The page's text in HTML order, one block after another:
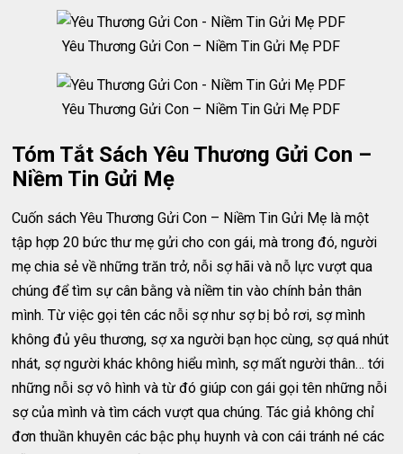
Yêu Thương Gửi Con – Niềm Tin Gửi Mẹ PDF
Yêu Thương Gửi Con – Niềm Tin Gửi Mẹ PDF
Tóm Tắt Sách Yêu Thương Gửi Con –
Niềm Tin Gửi Mẹ
Cuốn sách Yêu Thương Gửi Con – Niềm Tin Gửi Mẹ là một
tập hợp 20 bức thư mẹ gửi cho con gái, mà trong đó, người
mẹ chia sẻ về những trăn trở, nỗi sợ hãi và nỗ lực vượt qua
chúng để tìm sự cân bằng và niềm tin vào chính bản thân
mình. Từ việc gọi tên các nỗi sợ như sợ bị bỏ rơi, sợ mình
không đủ yêu thương, sợ xa người bạn học cùng, sợ quá nhút
nhát, sợ người khác không hiểu mình, sợ mất người thân… tới
những nỗi sợ vô hình và từ đó giúp con gái gọi tên những nỗi
sợ của mình và tìm cách vượt qua chúng. Tác giả không chỉ
đơn thuần khuyên các bậc phụ huynh và con cái tránh né các